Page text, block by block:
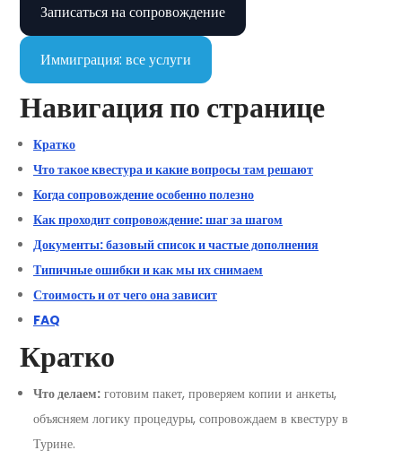
Записаться на сопровождение
Иммиграция: все услуги
Навигация по странице
Кратко
Что такое квестура и какие вопросы там решают
Когда сопровождение особенно полезно
Как проходит сопровождение: шаг за шагом
Документы: базовый список и частые дополнения
Типичные ошибки и как мы их снимаем
Стоимость и от чего она зависит
FAQ
Кратко
Что делаем: готовим пакет, проверяем копии и анкеты,
объясняем логику процедуры, сопровождаем в квестуру в
Турине.